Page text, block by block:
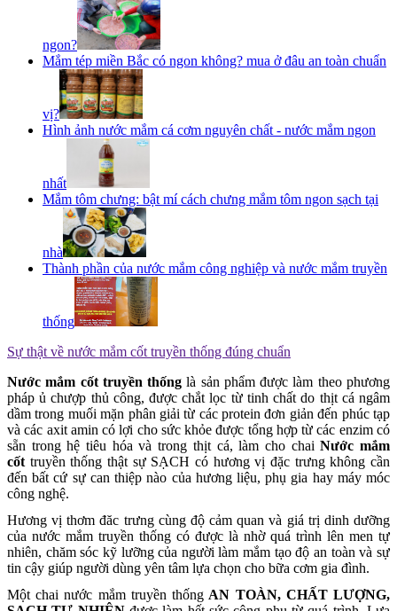
ngon?
Mắm tép miền Bắc có ngon không? mua ở đâu an toàn chuẩn
vị?
Hình ảnh nước mắm cá cơm nguyên chất - nước mắm ngon
nhất
Mắm tôm chưng: bật mí cách chưng mắm tôm ngon sạch tại
nhà
Thành phần của nước mắm công nghiệp và nước mắm truyền
thống
Sự thật về nước mắm cốt truyền thống đúng chuẩn
Nước mắm cốt truyền thống là sản phẩm được làm theo phương
pháp ủ chượp thủ công, được chắt lọc từ tinh chất do thịt cá ngâm
dầm trong muối mặn phân giải từ các protein đơn giản đến phúc tạp
và các axit amin có lợi cho sức khỏe được tổng hợp từ các enzim có
sẵn trong hệ tiêu hóa và trong thịt cá, làm cho chaiNước mắm
cốt truyền thống thật sự SẠCH có hương vị đặc trưng không cần
đến bất cứ sự can thiệp nào của hương liệu, phụ gia hay máy móc
công nghệ.
Hương vị thơm đăc trưng cùng độ cảm quan và giá trị dinh dưỡng
của nước mắm truyền thống có được là nhờ quá trình lên men tự
nhiên, chăm sóc kỹ lưỡng của người làm mắm tạo độ an toàn và sự
tin cậy giúp người dùng yên tâm lựa chọn cho bữa cơm gia đình.
Một chai nước mắm truyền thống AN TOÀN, CHẤT LƯỢNG,